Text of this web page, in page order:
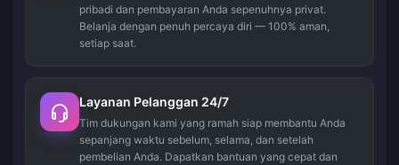
pribadi dan pembayaran Anda sepenuhnya privat.
Belanja dengan penuh percaya diri — 100% aman,
setiap saat.
Layanan Pelanggan 24/7
Tim dukungan kami yang ramah siap membantu Anda
sepanjang waktu sebelum, selama, dan setelah
pembelian Anda. Dapatkan bantuan yang cepat dan